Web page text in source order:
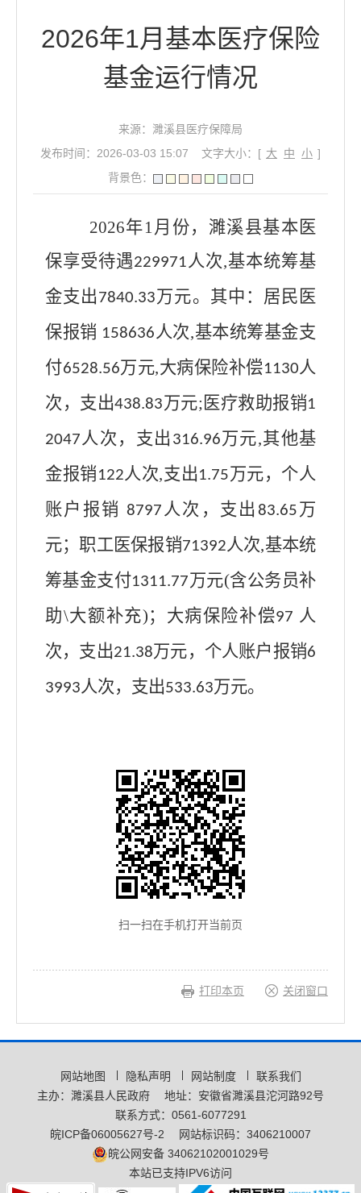
2026年1月基本医疗保险
基金运行情况
来源：濉溪县医疗保障局
发布时间：2026-03-03 15:07
文字大小：[ 大 中 小 ]
背景色：
2026年1月份，濉溪县基本医
保享受待遇229971人次,基本统筹基
金支出7840.33万元。其中：居民医
保报销 158636人次,基本统筹基金支
付6528.56万元,大病保险补偿1130人
次，支出438.83万元; 医疗救助报销1
2047人次，支出 316.96万元,其他基
金报销122人次,支出1.75万元，个人
账户报销 8797人次，支出 83.65万
元；职工医保报销71392人次,基本统
筹基金支付1311.77万元(含公务员补
助\大额补充)；大病保险补偿97 人
次，支出21.38万元，个人账户报销6
3993人次，支出533.63万元。
扫一扫在手机打开当前页
打印本页 关闭窗口
网站地图 隐私声明 网站制度
联系我们
主办：濉溪县人民政府
地址：安徽省濉溪县沱河路92号
联系方式：0561-6077291
皖ICP备06005627号-2
网站标识码：3406210007
皖公网安备 34062102001029号
本站已支持IPV6访问